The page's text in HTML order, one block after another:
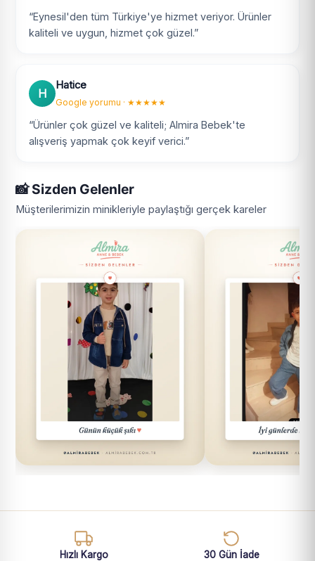
“Eynesil'den tüm Türkiye'ye hizmet veriyor. Ürünler
kaliteli ve uygun, hizmet çok güzel.”
H
Hatice
Google yorumu · ★★★★★
“Ürünler çok güzel ve kaliteli; Almira Bebek'te
alışveriş yapmak çok keyif verici.”
📸 Sizden Gelenler
Müşterilerimizin minikleriyle paylaştığı gerçek kareler
Hızlı Kargo 30 Gün İade